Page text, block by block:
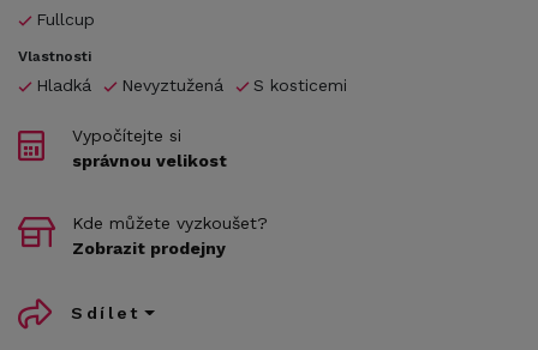
Fullcup
Vlastnosti
Hladká Nevyztužená S kosticemi
Vypočítejte si
správnou velikost
Kde můžete vyzkoušet?
Zobrazit prodejny
Sdílet